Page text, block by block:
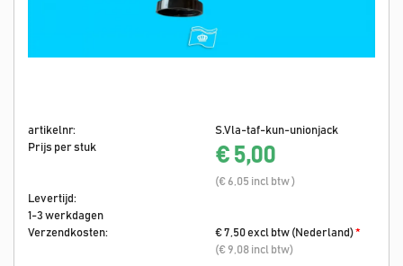
artikelnr:
S.Vla-taf-kun-unionjack
Prijs per stuk
€ 5,00
(€ 6,05 incl btw )
Levertijd:
1-3 werkdagen
Verzendkosten:
€ 7,50 excl btw (Nederland)*
(€ 9,08 incl btw)